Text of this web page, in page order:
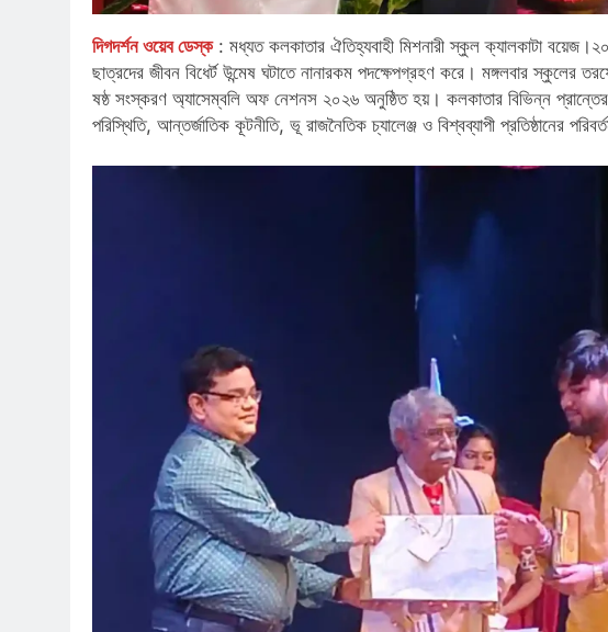
দিগদর্শন ওয়েব ডেস্ক: মধ্যত কলকাতার ঐতিহ্যবাহী মিশনারী স্কুল ক্যালকাটা
ছাত্রদের জীবন বিধের্ট উন্মেষ ঘটাতে নানারকম পদক্ষেপগ্রহণ করে। মঙ্গলবার
ষষ্ঠ সংস্করণ অ্যাসেম্বলি অফ নেশনস ২০২৬ অনুষ্ঠিত হয়। কলকাতার বিভিন্ন
পরিস্থিতি, আন্তর্জাতিক কূটনীতি, ভূ রাজনৈতিক চ্যালেঞ্জ ও বিশ্বব্যাপী প্রতিষ্ঠানের